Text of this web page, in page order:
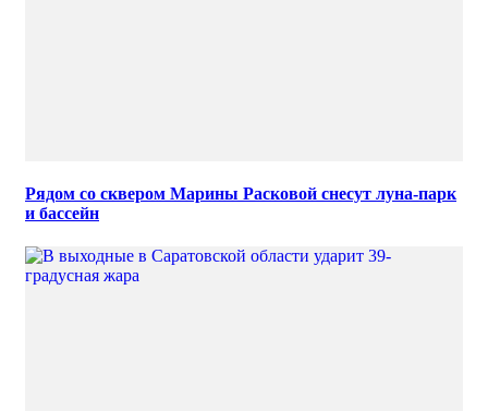
Рядом со сквером Марины Расковой снесут луна-парк
и бассейн